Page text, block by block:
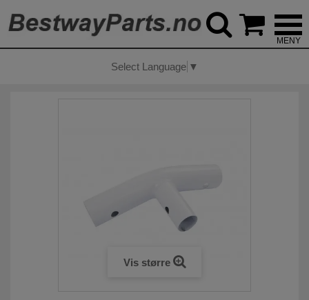
Select Language ▼
Vis større
 